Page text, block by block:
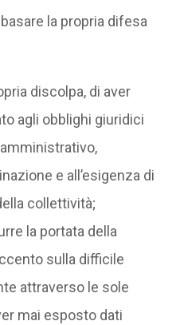
la propria difesa
discolpa, di aver
agli obblighi giuridici
e all’esigenza di
collettività;
la portata della
sulla difficile
attraverso le sole
mai esposto dati